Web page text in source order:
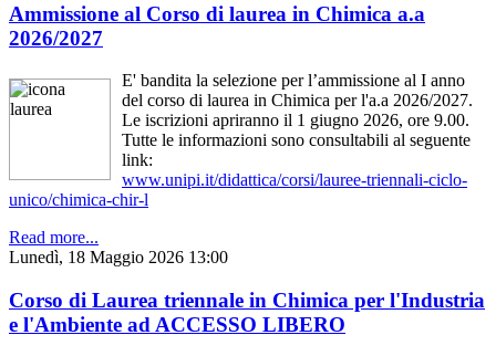
Ammissione al Corso di laurea in Chimica a.a
2026/2027
E' bandita la selezione per l’ammissione al I anno
del corso di laurea in Chimica per l'a.a 2026/2027.
Le iscrizioni apriranno il 1 giugno 2026, ore 9.00.
Tutte le informazioni sono consultabili al seguente
link:
www.unipi.it/didattica/corsi/lauree-triennali-ciclo-
unico/chimica-chir-l
Read more...
Lunedì, 18 Maggio 2026 13:00
Corso di Laurea triennale in Chimica per l'Industria
e l'Ambiente ad ACCESSO LIBERO